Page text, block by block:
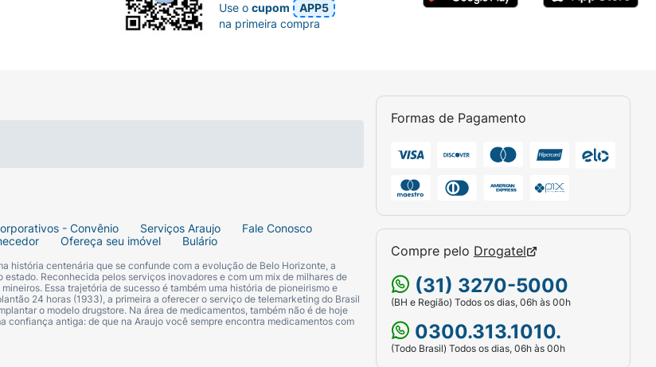
- Convênio Serviços Araujo
Fale Conosco
Ofereça seu imóvel Bulário
história centenária que se confunde com a evolução de Belo Horizonte, a
Reconhecida pelos serviços inovadores e com um mix de milhares de
Essa trajetória de sucesso é também uma história de pioneirismo e
24 horas (1933), a primeira a oferecer o serviço de telemarketing do Brasil
o modelo drugstore. Na área de medicamentos, também não é de hoje
confiança antiga: de que na Araujo você sempre encontra medicamentos com
Formas de Pagamento
Compre pelo Drogatel
(31) 3270-5000
(BH e Região) Todos os dias, 06h às 00h
0300.313.1010.
(Todo Brasil) Todos os dias, 06h às 00h
Use ocupom
APP5
na primeira compra